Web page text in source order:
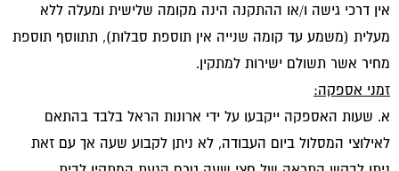
אין דרכי גישה ו/או ההתקנה הינה מקומה שלישית ומעלה ללא
מעלית (משמע עד קומה שנייה אין תוספת סבלות), תתווסף תוספת
מחיר אשר תשולם ישירות למתקין.
זמני אספקה:
א. שעות האספקה ייקבעו על ידי ארונות הראל בלבד בהתאם
לאילוצי המסלול ביום העבודה, לא ניתן לקבוע שעה אך עם זאת